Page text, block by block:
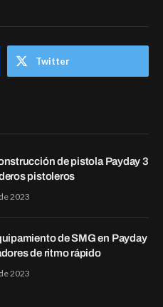
Twitter
de pistola Payday 3
pistoleros
2023
de SMG en Payday
de ritmo rápido
2023